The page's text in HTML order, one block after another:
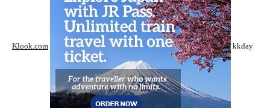
Klook.com kkday